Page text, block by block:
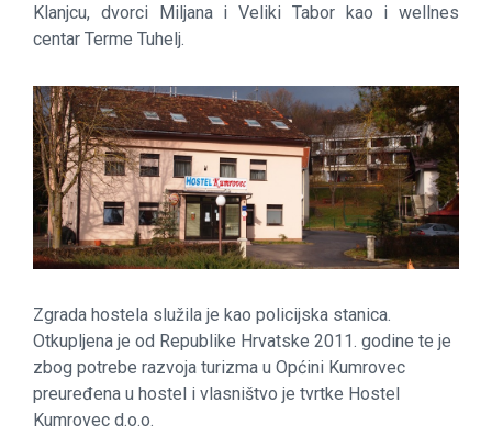
Klanjcu, dvorci Miljana i Veliki Tabor kao i wellnes
centar Terme Tuhelj.
Zgrada hostela služila je kao policijska stanica.
Otkupljena je od Republike Hrvatske 2011. godine te je
zbog potrebe razvoja turizma u Općini Kumrovec
preuređena u hostel i vlasništvo je tvrtke Hostel
Kumrovec d.o.o.